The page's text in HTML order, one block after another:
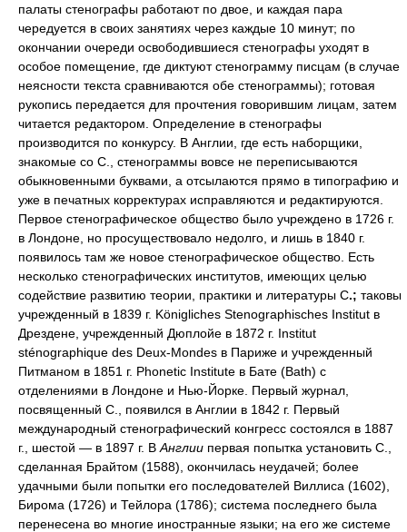
палаты стенографы работают по двое, и каждая пара
чередуется в своих занятиях через каждые 10 минут; по
окончании очереди освободившиеся стенографы уходят в
особое помещение, где диктуют стенограмму писцам (в случае
неясности текста сравниваются обе стенограммы); готовая
рукопись передается для прочтения говорившим лицам, затем
читается редактором. Определение в стенографы
производится по конкурсу. В Англии, где есть наборщики,
знакомые со С., стенограммы вовсе не переписываются
обыкновенными буквами, а отсылаются прямо в типографию и
уже в печатных корректурах исправляются и редактируются.
Первое стенографическое общество было учреждено в 1726 г.
в Лондоне, но просуществовало недолго, и лишь в 1840 г.
появилось там же новое стенографическое общество. Есть
несколько стенографических институтов, имеющих целью
содействие развитию теории, практики и литературы С.; таковы
учрежденный в 1839 г. Königliches Stenographisches Institut в
Дрездене, учрежденный Дюплойе в 1872 г. Institut
sténographique des Deux-Mondes в Париже и учрежденный
Питманом в 1851 г. Phonetic Institute в Бате (Bath) с
отделениями в Лондоне и Нью-Йорке. Первый журнал,
посвященный С., появился в Англии в 1842 г. Первый
международный стенографический конгресс состоялся в 1887
г., шестой — в 1897 г. В Англии первая попытка установить С.,
сделанная Брайтом (1588), окончилась неудачей; более
удачными были попытки его последователей Виллиса (1602),
Бирома (1726) и Тейлора (1786); система последнего была
перенесена во многие иностранные языки; на его же системе